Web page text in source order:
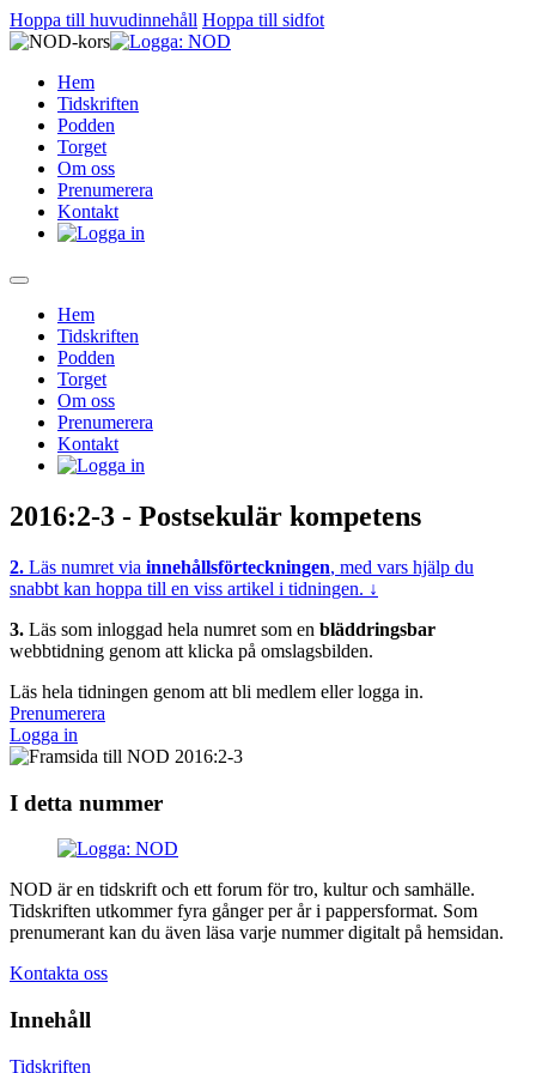
Hoppa till huvudinnehåll Hoppa till sidfot
Hem
Tidskriften
Podden
Torget
Om oss
Prenumerera
Kontakt
Hem
Tidskriften
Podden
Torget
Om oss
Prenumerera
Kontakt
2016:2-3 - Postsekulär kompetens
2. Läs numret via innehållsförteckningen, med vars hjälp du
snabbt kan hoppa till en viss artikel i tidningen. ↓
3. Läs som inloggad hela numret som en bläddringsbar
webbtidning genom att klicka på omslagsbilden.
Läs hela tidningen genom att bli medlem eller logga in.
Prenumerera
Logga in
I detta nummer
NOD är en tidskrift och ett forum för tro, kultur och samhälle.
Tidskriften utkommer fyra gånger per år i pappersformat. Som
prenumerant kan du även läsa varje nummer digitalt på hemsidan.
Kontakta oss
Innehåll
Tidskriften